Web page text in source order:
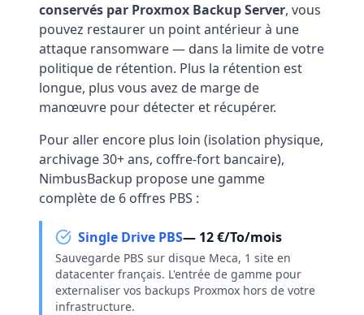
conservés par Proxmox Backup Server, vous
pouvez restaurer un point antérieur à une
attaque ransomware — dans la limite de votre
politique de rétention. Plus la rétention est
longue, plus vous avez de marge de
manœuvre pour détecter et récupérer.
Pour aller encore plus loin (isolation physique,
archivage 30+ ans, coffre-fort bancaire),
NimbusBackup propose une gamme
complète de 6 offres PBS :
Single Drive PBS— 12 €/To/mois
Sauvegarde PBS sur disque Meca, 1 site en
datacenter français. L'entrée de gamme pour
externaliser vos backups Proxmox hors de votre
infrastructure.